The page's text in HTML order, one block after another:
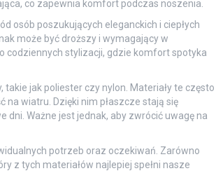
co zapewnia komfort podczas noszenia.
osób poszukujących eleganckich i ciepłych
może być droższy i wymagający w
codziennych stylizacji, gdzie komfort spotyka
jak poliester czy nylon. Materiały te często
wiatru. Dzięki nim płaszcze stają się
Ważne jest jednak, aby zwrócić uwagę na
potrzeb oraz oczekiwań. Zarówno
z tych materiałów najlepiej spełni nasze